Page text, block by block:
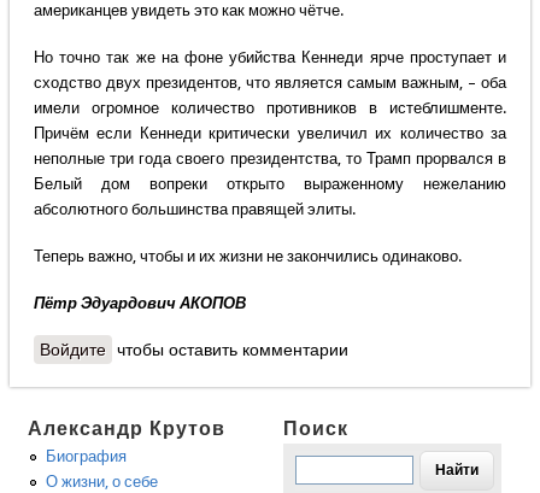
американцев увидеть это как можно чётче.
Но точно так же на фоне убийства Кеннеди ярче проступает и
сходство двух президентов, что является самым важным, – оба
имели огромное количество противников в истеблишменте.
Причём если Кеннеди критически увеличил их количество за
неполные три года своего президентства, то Трамп прорвался в
Белый дом вопреки открыто выраженному нежеланию
абсолютного большинства правящей элиты.
Теперь важно, чтобы и их жизни не закончились одинаково.
Пётр Эдуардович АКОПОВ
Войдите чтобы оставить комментарии
Александр Крутов
Биография
О жизни, о себе
Поиск